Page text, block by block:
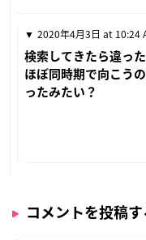
2020年4月3日 at 10:24
検索してきたら違っ
ほぼ同時期で向こう
ったみたい？
コメントを投稿す